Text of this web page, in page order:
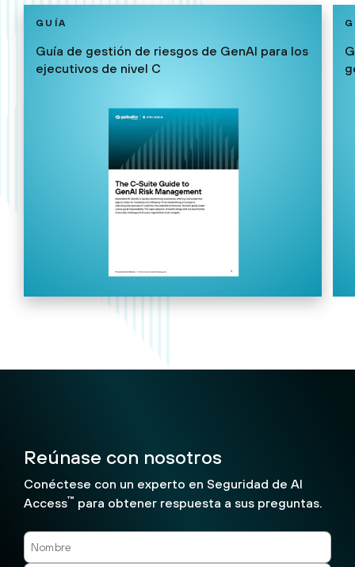
GUÍA
Guía de gestión de riesgos de GenAI para los
ejecutivos de nivel C
Reúnase con nosotros
Conéctese con un experto en Seguridad de AI
Access™ para obtener respuesta a sus preguntas.